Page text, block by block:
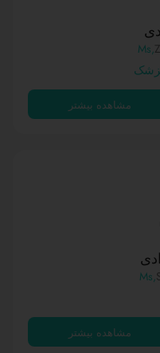
,Ms
مشاهده بیشتر
,Ms
مشاهده بیشتر